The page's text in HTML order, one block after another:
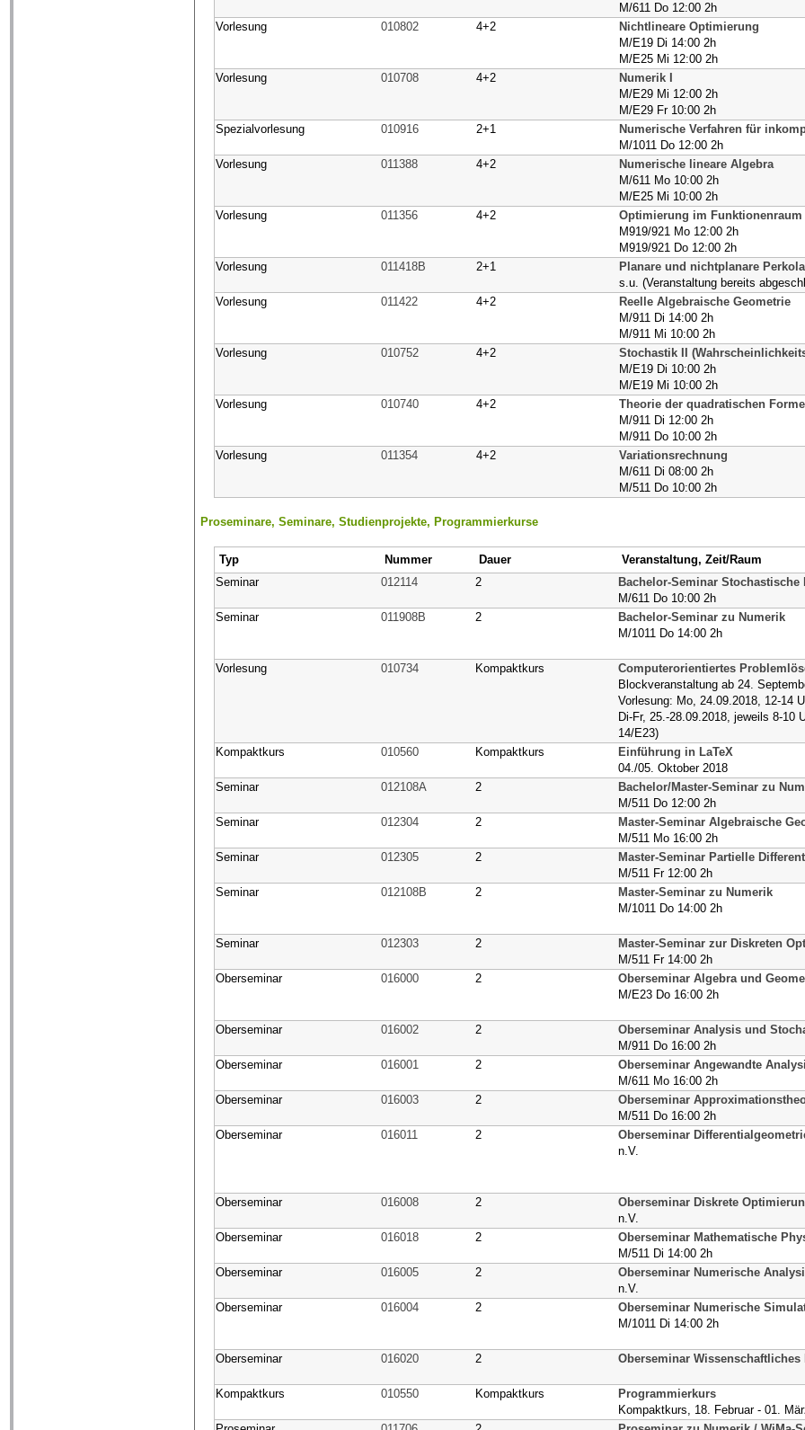
M/611 Do 12:00 2h
Vorlesung 010802 4+2
Nichtlineare Optimierung
M/E19 Di 14:00 2h
M/E25 Mi 12:00 2h
Vorlesung 010708 4+2
Numerik I
M/E29 Mi 12:00 2h
M/E29 Fr 10:00 2h
Spezialvorlesung 010916 2+1
Numerische Verfahren für
M/1011 Do 12:00 2h
Vorlesung 011388 4+2
Numerische lineare Algebra
M/611 Mo 10:00 2h
M/E25 Mi 10:00 2h
Vorlesung 011356 4+2
Optimierung im Funktionenraum
M919/921 Mo 12:00 2h
M919/921 Do 12:00 2h
Vorlesung 011418B 2+1
Planare und nichtplanare
s.u. (Veranstaltung bereits
Vorlesung 011422 4+2
Reelle Algebraische Geometrie
M/911 Di 14:00 2h
M/911 Mi 10:00 2h
Vorlesung 010752 4+2
Stochastik II
M/E19 Di 10:00 2h
M/E19 Mi 10:00 2h
Vorlesung 010740 4+2
Theorie der quadratischen
M/911 Di 12:00 2h
M/911 Do 10:00 2h
Vorlesung 011354 4+2
Variationsrechnung
M/611 Di 08:00 2h
M/511 Do 10:00 2h
Proseminare, Seminare, Studienprojekte, Programmierkurse
Typ Nummer Dauer Veranstaltung, Zeit/Raum
Seminar
012114 2
Bachelor-Seminar Stochastische
M/611 Do 10:00 2h
Seminar 011908B 2
Bachelor-Seminar zu Numerik
M/1011 Do 14:00 2h
Vorlesung
010734 Kompaktkurs
Computerorientiertes
Blockveranstaltung ab 24.
Vorlesung: Mo, 24.09.2018, 12-14
Di-Fr, 25.-28.09.2018, jeweils 8-10
14/E23)
Kompaktkurs 010560 Kompaktkurs
Einführung in LaTeX
04./05. Oktober 2018
Seminar
012108A 2
Bachelor/Master-Seminar zu
M/511 Do 12:00 2h
Seminar 012304 2
Master-Seminar Algebraische
M/511 Mo 16:00 2h
Seminar 012305 2
Master-Seminar Partielle
M/511 Fr 12:00 2h
Seminar 012108B 2
Master-Seminar zu Numerik
M/1011 Do 14:00 2h
Seminar
012303 2
Master-Seminar zur Diskreten
M/511 Fr 14:00 2h
Oberseminar 016000 2
Oberseminar Algebra und
M/E23 Do 16:00 2h
Oberseminar
016002 2
Oberseminar Analysis und
M/911 Do 16:00 2h
Oberseminar
016001 2
Oberseminar Angewandte
M/611 Mo 16:00 2h
Oberseminar
016003 2
Oberseminar
M/511 Do 16:00 2h
Oberseminar 016011 2
Oberseminar
n.V.
Oberseminar
016008 2
Oberseminar Diskrete
n.V.
Oberseminar 016018 2
Oberseminar Mathematische
M/511 Di 14:00 2h
Oberseminar
016005 2
Oberseminar Numerische
n.V.
Oberseminar
016004 2
Oberseminar Numerische
M/1011 Di 14:00 2h
Oberseminar
016020 2 Oberseminar Wissenschaftliches
Kompaktkurs
010550 Kompaktkurs
Programmierkurs
Kompaktkurs, 18. Februar - 01.